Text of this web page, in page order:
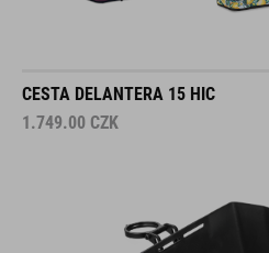
CESTA DELANTERA 15 HIC
1.749.00 CZK